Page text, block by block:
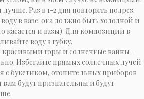
Раз в 1-2 дня повторять подрез.
в вазе: она должно быть холодной и
касается и вазы). Для композиций в
воду в губку.
горы и солнечные ванны -
Избегайте прямых солнечных лучей
с букетиком, отопительных приборов
будут признательны и будут